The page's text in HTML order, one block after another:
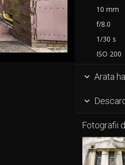
10 mm
f/8.0
1/30 s
ISO 200
 Arata

Fotografii